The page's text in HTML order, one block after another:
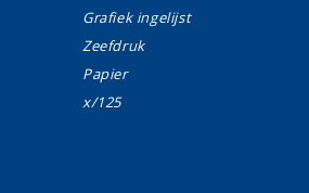
Grafiek ingelijst
Zeefdruk
Papier
x/125